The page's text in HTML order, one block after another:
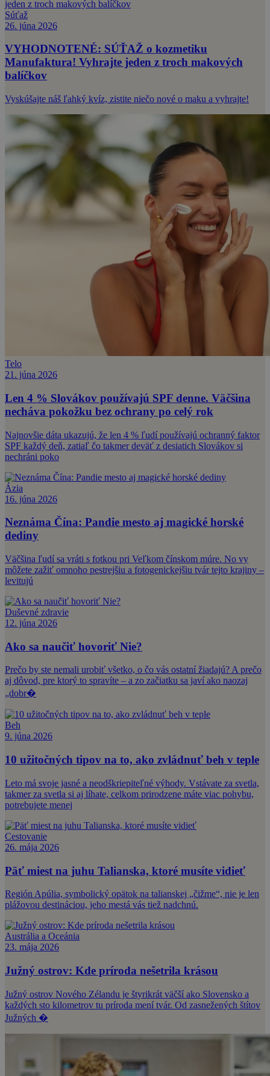
Súťaž
26. júna 2026
VYHODNOTENÉ: SÚŤAŽ o kozmetiku
Manufaktura! Vyhrajte jeden z troch makových
balíčkov
Vyskúšajte náš ľahký kvíz, zistite niečo nové o maku a vyhrajte!
Telo
21. júna 2026
Len 4 % Slovákov používajú SPF denne. Väčšina
necháva pokožku bez ochrany po celý rok
Najnovšie dáta ukazujú, že len 4 % ľudí používajú ochranný faktor
SPF každý deň, zatiaľ čo takmer deväť z desiatich Slovákov si
nechráni poko
Ázia
16. júna 2026
Neznáma Čína: Pandie mesto aj magické horské
dediny
Väčšina ľudí sa vráti s fotkou pri Veľkom čínskom múre. No vy
môžete zažiť omnoho pestrejšiu a fotogenickejšiu tvár tejto krajiny –
levitujú
Duševné zdravie
12. júna 2026
Ako sa naučiť hovoriť Nie?
Prečo by ste nemali urobiť všetko, o čo vás ostatní žiadajú? A prečo
aj dôvod, pre ktorý to spravíte – a zo začiatku sa javí ako naozaj
„dobr�
Beh
9. júna 2026
10 užitočných tipov na to, ako zvládnuť beh v teple
Leto má svoje jasné a neodškriepiteľné výhody. Vstávate za svetla,
takmer za svetla si aj líhate, celkom prirodzene máte viac pohybu,
potrebujete menej
Cestovanie
26. mája 2026
Päť miest na juhu Talianska, ktoré musíte vidieť
Región Apúlia, symbolický opätok na talianskej „čižme“, nie je len
plážovou destináciou, jeho mestá vás tiež nadchnú.
Austrália a Oceánia
23. mája 2026
Južný ostrov: Kde príroda nešetrila krásou
Južný ostrov Nového Zélandu je štyrikrát väčší ako Slovensko a
každých sto kilometrov tu príroda mení tvár. Od zasnežených štítov
Južných �